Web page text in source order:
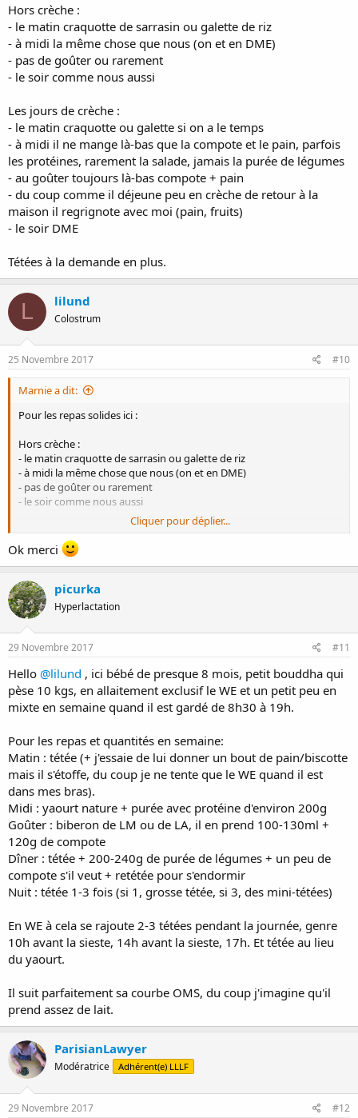
Hors crèche :
- le matin craquotte de sarrasin ou galette de riz
- à midi la même chose que nous (on et en DME)
- pas de goûter ou rarement
- le soir comme nous aussi
Les jours de crèche :
- le matin craquotte ou galette si on a le temps
- à midi il ne mange là-bas que la compote et le pain, parfois
les protéines, rarement la salade, jamais la purée de légumes
- au goûter toujours là-bas compote + pain
- du coup comme il déjeune peu en crèche de retour à la
maison il regrignote avec moi (pain, fruits)
- le soir DME
Tétées à la demande en plus.
L lilund
Colostrum
25 Novembre 2017 #10
Marnie a dit:
Pour les repas solides ici :
Hors crèche :
- le matin craquotte de sarrasin ou galette de riz
- à midi la même chose que nous (on et en DME)
- pas de goûter ou rarement
- le soir comme nous aussi
- le matin craquotte ou galette si on a le temps
- à midi il ne mange là-bas que la compote et le pain, parfois les
- au goûter toujours là-bas compote + pain
- du coup comme il déjeune peu en crèche de retour à la maison il
regrignote avec moi (pain, fruits)
- le soir DME
Cliquer pour déplier...
Ok merci
picurka
Hyperlactation
29 Novembre 2017 #11
Hello @lilund , ici bébé de presque 8 mois, petit bouddha qui
pèse 10 kgs, en allaitement exclusif le WE et un petit peu en
mixte en semaine quand il est gardé de 8h30 à 19h.
Pour les repas et quantités en semaine:
Matin : tétée (+ j'essaie de lui donner un bout de pain/biscotte
mais il s'étoffe, du coup je ne tente que le WE quand il est
dans mes bras).
Midi : yaourt nature + purée avec protéine d'environ 200g
Goûter : biberon de LM ou de LA, il en prend 100-130ml +
120g de compote
Dîner : tétée + 200-240g de purée de légumes + un peu de
compote s'il veut + retétée pour s'endormir
Nuit : tétée 1-3 fois (si 1, grosse tétée, si 3, des mini-tétées)
En WE à cela se rajoute 2-3 tétées pendant la journée, genre
10h avant la sieste, 14h avant la sieste, 17h. Et tétée au lieu
du yaourt.
Il suit parfaitement sa courbe OMS, du coup j'imagine qu'il
prend assez de lait.
ParisianLawyer
Modératrice Adhérent(e) LLLF
29 Novembre 2017 #12